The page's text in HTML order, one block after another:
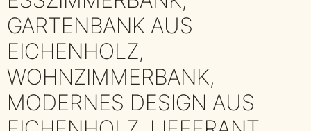
GARTENBANK AUS
EICHENHOLZ,
WOHNZIMMERBANK,
MODERNES DESIGN AUS